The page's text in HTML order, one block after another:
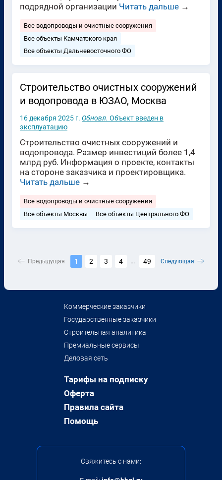
подрядной организации Читать дальше →
Все водопроводы и очистные сооружения
Все объекты Камчатского края
Все объекты Дальневосточного ФО
Строительство очистных сооружений
и водопровода в ЮЗАО, Москва
16 декабря 2025 г. Обновл. Объект введен в
эксплуатацию
Строительство очистных сооружений и
водопровода. Размер инвестиций более 1,4
млрд руб. Информация о проекте, контакты
на стороне заказчика и проектировщика.
Читать дальше →
Все водопроводы и очистные сооружения
Все объекты Москвы
Все объекты Центрального ФО
Предыдущая 1 2 3 4 ... 49 Следующая
Коммерческие заказчики
Государственные заказчики
Строительная аналитика
Премиальные сервисы
Деловая сеть
Тарифы на подписку
Оферта
Правила сайта
Помощь
Свяжитесь с нами: